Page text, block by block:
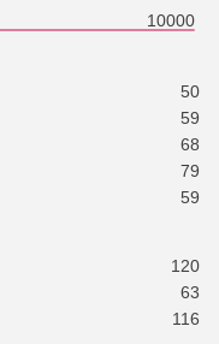
10000
50
59
68
79
59
120
63
116